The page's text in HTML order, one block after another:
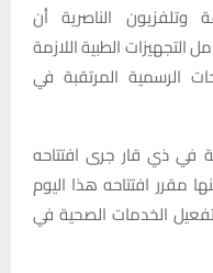
الناصرية أن
التجهيزات الطبية اللازمة
الرسمية المرتقبة في
في ذي قار جرى افتتاحه
مقرر افتتاحه هذا اليوم
الخدمات الصحية في